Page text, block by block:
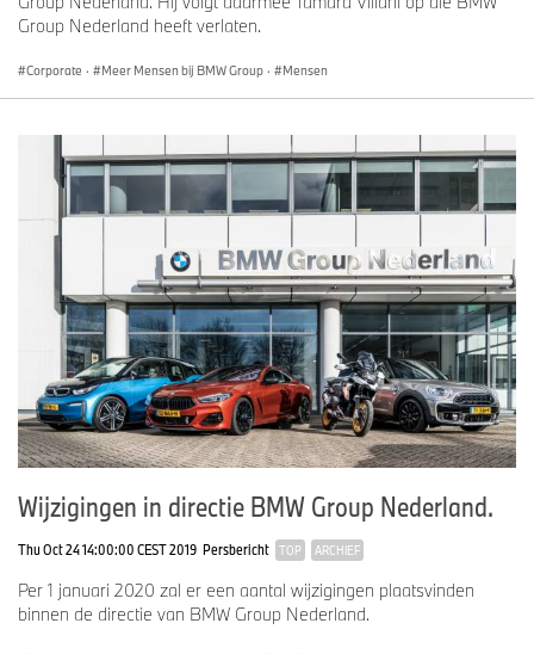
Group Nederland heeft verlaten.
Corporate · Meer Mensen bij BMW Group · Mensen
Wijzigingen in directie BMW Group Nederland.
Thu Oct 24 14:00:00 CEST 2019 Persbericht TOP ARCHIEF
Per 1 januari 2020 zal er een aantal wijzigingen plaatsvinden
binnen de directie van BMW Group Nederland.